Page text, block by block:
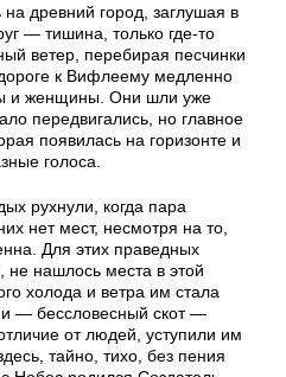
древний город, заглушая в
— тишина, только где-то
ветер, перебирая песчинки
к Вифлеему медленно
и женщины. Они шли уже
передвигались, но главное
появилась на горизонте и
голоса.
рухнули, когда пара
нет мест, несмотря на то,
Для этих праведных
нашлось места в этой
холода и ветра им стала
— бессловесный скот —
от людей, уступили им
тайно, тихо, без пения